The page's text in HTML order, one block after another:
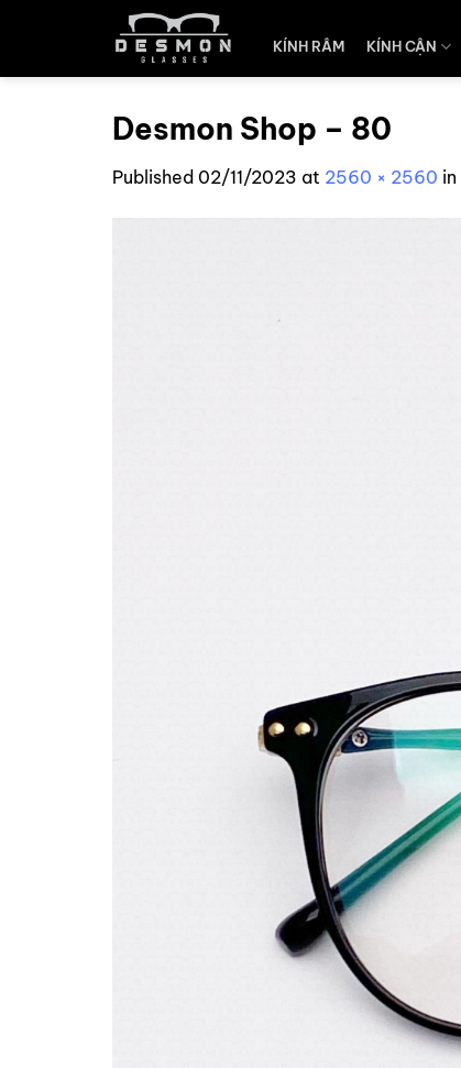
KÍNH RÂM KÍNH CẬN
Desmon Shop – 80
Published 02/11/2023 at 2560 × 2560 in